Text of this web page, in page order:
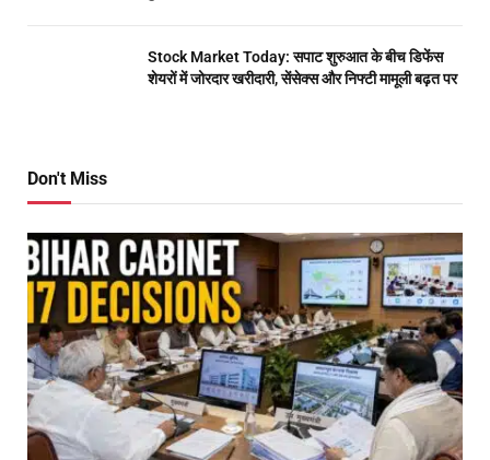
Stock Market Today: सपाट शुरुआत के बीच डिफेंस
शेयरों में जोरदार खरीदारी, सेंसेक्स और निफ्टी मामूली बढ़त पर
Don't Miss